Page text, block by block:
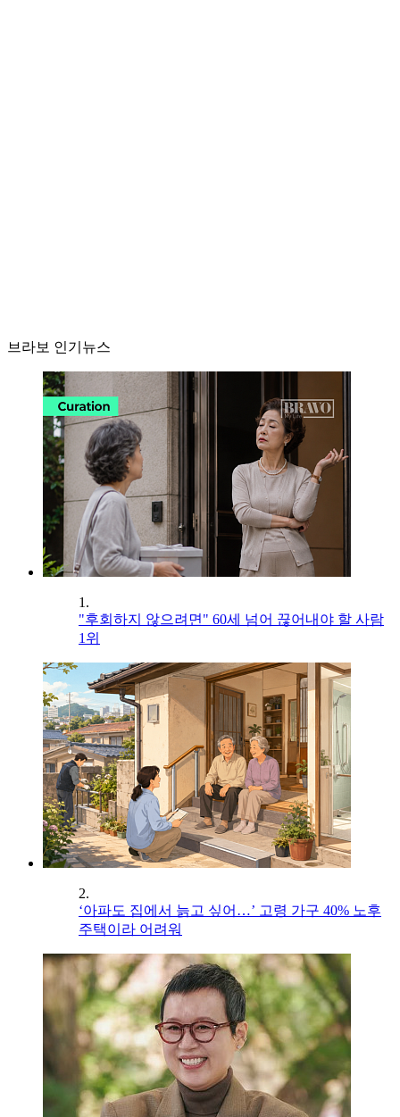
브라보 인기뉴스
1.
"후회하지 않으려면" 60세 넘어 끊어내야 할 사람
1위
2.
‘아파도 집에서 늙고 싶어…’ 고령 가구 40% 노후
주택이라 어려워